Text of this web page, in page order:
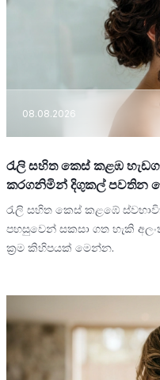
08.08.2026
රැලි සහිත කෙස් කළඹ
කරගනිමින් දිගුකල් පවතින
රැලි සහිත කෙස් කළඹේ
පහසුවෙන් සකසා ගත හැකි
ක්‍රම කිහිපයක් මෙන්න.